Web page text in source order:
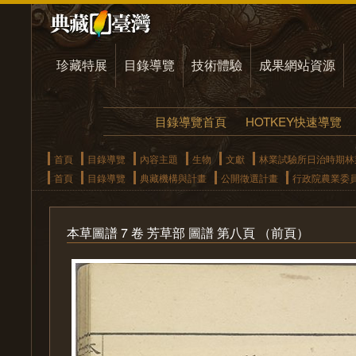
珍藏特展 目錄導覽 技術體驗 成果網站資源
目錄導覽首頁 HOTKEY快速導覽
首頁 目錄導覽 內容主題 生物 文獻
林業試驗所日治時期
首頁
目錄導覽 典藏機構與計畫 公開徵選計畫 行政院農業委
本草圖譜 7 卷 芳草部 圖譜 第八頁 （前頁）